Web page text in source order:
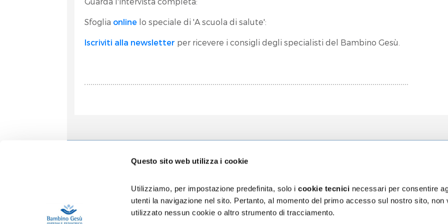
Questo sito web utilizza i cookie
Utilizziamo, per impostazione predefinita, solo icookie tecnici necessari per consentire
utenti la navigazione nel sito. Pertanto, al momento del primo accesso sul nostro sito, non
utilizzato nessun cookie o altro strumento di tracciamento.
Sfoglia online lo speciale di 'A scuola di salute':
Iscriviti alla newsletter per ricevere i consigli degli specialisti del Bambino Gesù.
Contatti
Privacy
Copertura assicurativa Rct/Rco
Bilancio di Sostenibilità
Segnalazioni e reclami
Accessibilità digitale
5 x mille